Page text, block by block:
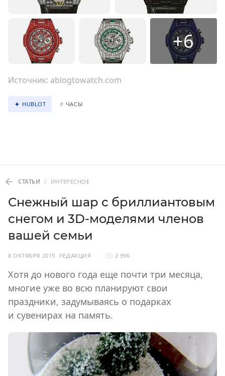
+6
Источник: ablogtowatch.com
HUBLOT # ЧАСЫ
СТАТЬИ / ИНТЕРЕСНОЕ
Снежный шар с бриллиантовым
снегом и 3D-моделями членов
вашей семьи
8 ОКТЯБРЯ 2015 РЕДАКЦИЯ 2 996
Хотя до нового года еще почти три месяца,
многие уже во всю планируют свои
праздники, задумываясь о подарках
и сувенирах на память.